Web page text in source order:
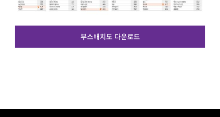
부스배치도 다운로드